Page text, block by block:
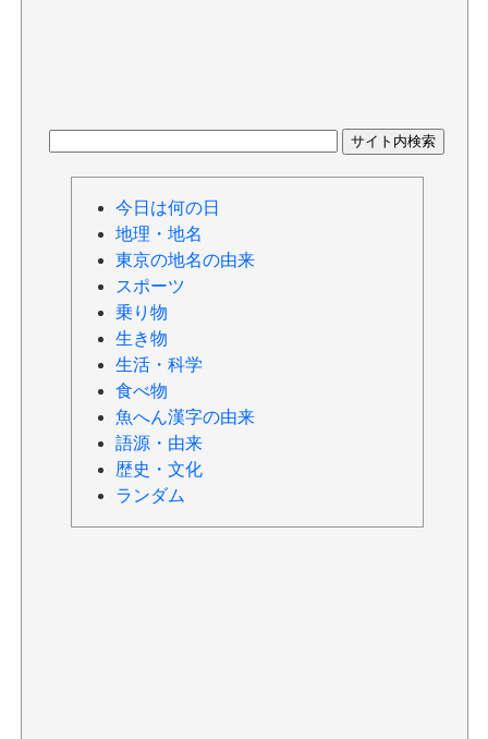
今日は何の日
地理・地名
東京の地名の由来
スポーツ
乗り物
生き物
生活・科学
食べ物
魚へん漢字の由来
語源・由来
歴史・文化
ランダム